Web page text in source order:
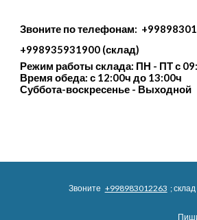
Звоните по телефонам:
+998935931900 (склад)
Режим работы склада: ПН - ПТ с
Время обеда: с 12:00ч до 13:00ч
Суббота-воскресенье - Выходной
Звоните +998983012263 ; склад